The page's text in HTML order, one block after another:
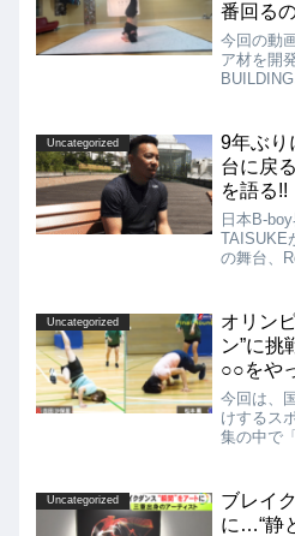
番回る
今回の動
ア材を開
タジオ協
画をご紹
Uncategorized
9年ぶり
台に戻
を語る!!
日本B-
TAISUKE
の舞台、
す!!
について
ます!!
Uncategorized
オリン
ン”に
○○をや
今回は、
けするス
集の中で
り上げら
紹介しま
Uncategorized
ブレイ
に…“静